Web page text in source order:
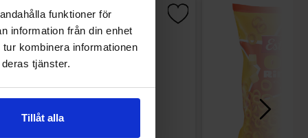
funktioner för
information från din enhet
kombinera informationen
tjänster.
Tillåt alla